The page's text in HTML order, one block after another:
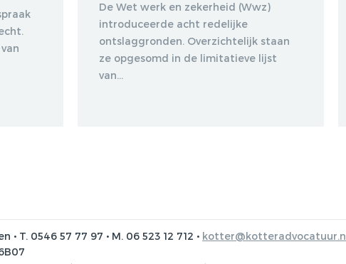
De Wet werk en zekerheid (Wwz)
introduceerde acht redelijke
ontslaggronden. Overzichtelijk staan
ze opgesomd in de limitatieve lijst
van...
T. 0546 57 77 97 • M. 06 523 12 712 • kotter@kotteradvocatuur.nl